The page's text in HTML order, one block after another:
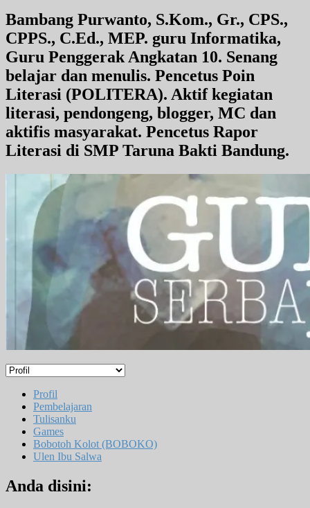
Bambang Purwanto, S.Kom., Gr., CPS.,
CPPS., C.Ed., MEP. guru Informatika,
Guru Penggerak Angkatan 10. Senang
belajar dan menulis. Pencetus Poin
Literasi (POLITERA). Aktif kegiatan
literasi, pendongeng, blogger, MC dan
aktifis masyarakat. Pencetus Rapor
Literasi di SMP Taruna Bakti Bandung.
Profil
Pembelajaran
Tulisanku
Games
Bobotoh Kolot (BOBOKO)
Ulen Ibu Salwa
Anda disini: